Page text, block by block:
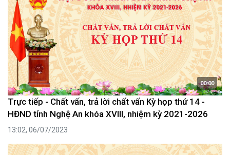
00:00
Trực tiếp - Chất vấn, trả lời chất vấn Kỳ họp thứ 14 -
HĐND tỉnh Nghệ An khóa XVIII, nhiệm kỳ 2021-2026
13:02, 06/07/2023